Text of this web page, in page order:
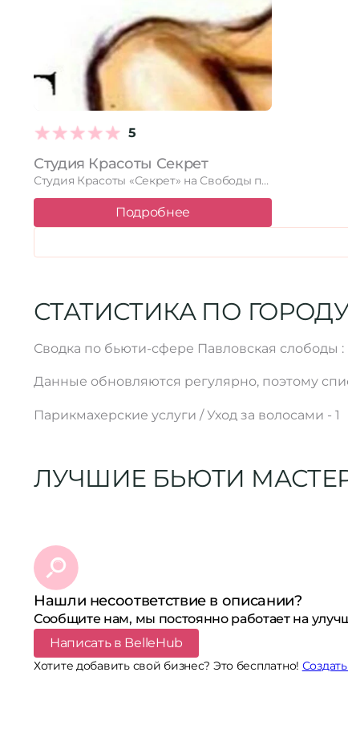
5
Студия Красоты Секрет
Студия Красоты «Секрет» на Свободы площади 2 предлагает полный спектр …
Подробнее
СТАТИСТИКА ПО
Сводка по бьюти-сфере Павловская слободы
Данные обновляются регулярно, поэтому
Парикмахерские услуги / Уход за волосами - 1
ЛУЧШИЕ БЬЮТИ
Нашли несоответствие в описании?
Сообщите нам, мы постоянно работает на
Написать в BelleHub
Хотите добавить свой бизнес? Это бесплатно!